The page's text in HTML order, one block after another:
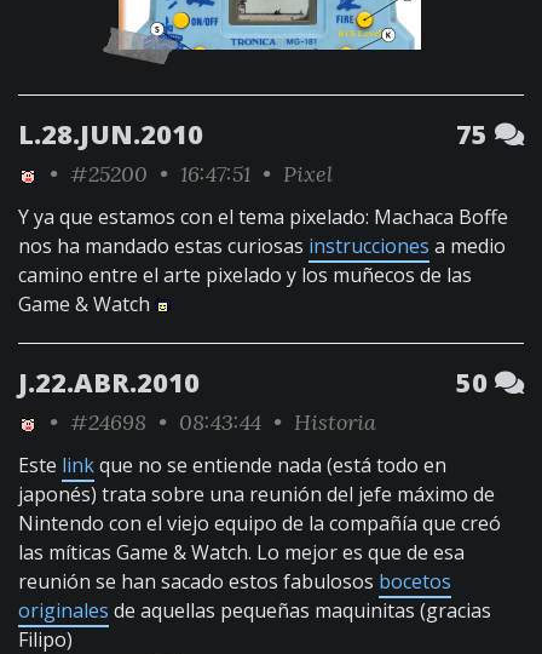
L.28.JUN.2010 75
• #25200 • 16:47:51 • Pixel
Y ya que estamos con el tema pixelado: Machaca Boffe
nos ha mandado estas curiosas instrucciones a medio
camino entre el arte pixelado y los muñecos de las
Game & Watch
J.22.ABR.2010 50
• #24698 • 08:43:44 • Historia
Este linkque no se entiende nada (está todo en
japonés) trata sobre una reunión del jefe máximo de
Nintendo con el viejo equipo de la compañía que creó
las míticas Game & Watch. Lo mejor es que de esa
reunión se han sacado estos fabulosos bocetos
originales de aquellas pequeñas maquinitas (gracias
Filipo)